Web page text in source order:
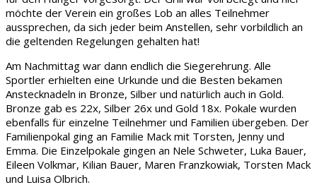
möchte der Verein ein großes Lob an alles Teilnehmer
aussprechen, da sich jeder beim Anstellen, sehr vorbildlich an
die geltenden Regelungen gehalten hat!
Am Nachmittag war dann endlich die Siegerehrung. Alle
Sportler erhielten eine Urkunde und die Besten bekamen
Anstecknadeln in Bronze, Silber und natürlich auch in Gold.
Bronze gab es 22x, Silber 26x und Gold 18x. Pokale wurden
ebenfalls für einzelne Teilnehmer und Familien übergeben. Der
Familienpokal ging an Familie Mack mit Torsten, Jenny und
Emma. Die Einzelpokale gingen an Nele Schweter, Luka Bauer,
Eileen Volkmar, Kilian Bauer, Maren Franzkowiak, Torsten Mack
und Luisa Olbrich.